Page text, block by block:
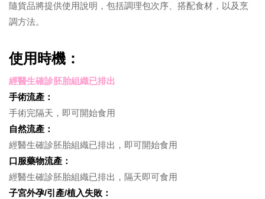
隨貨品將提供使用說明，包括調理包次序、搭配食材，以及烹
調方法。
使用時機：
經醫生確診胚胎組織已排出
手術流產：
手術完隔天，即可開始食用
自然流產：
經醫生確診胚胎組織已排出，即可開始食用
口服藥物流產：
經醫生確診胚胎組織已排出，隔天即可食用
子宮外孕/引產/植入失敗：